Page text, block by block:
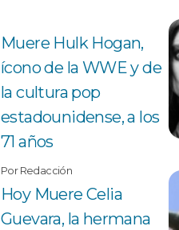
Muere Hulk Hogan,
ícono de la WWE y de
la cultura pop
estadounidense, a los
71 años
Por Redacción
Hoy Muere Celia
Guevara, la hermana